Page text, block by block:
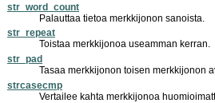
str_word_count
Palauttaa tietoa merkkijonon sanoista.
str_repeat
Toistaa merkkijonoa useamman kerran.
str_pad
Tasaa merkkijonon toisen merkkijonon
strcasecmp
Vertailee kahta merkkijonoa